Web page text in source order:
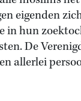
eigenden
in hun
De
allerlei